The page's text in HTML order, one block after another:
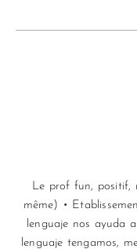
Le prof fun, positif,
même) •
lenguaje nos ayuda
lenguaje tengamos,